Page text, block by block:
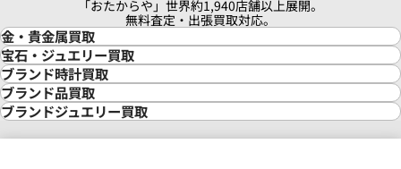
「おたからや」世界約1,940店舗以上展開。
無料査定・出張買取対応。
金・貴金属買取
金買取
金の相場価格情報
金の参考買取価格一覧
インゴット買取
インゴットの相場価格情報
24金買取
宝石・ジュエリー買取
宝石・ジュエリー買取
ダイヤモンド買取
ダイヤモンド・宝石の参考価格一覧
リング・結婚指輪買取
エメラルド買取
ブランド時計買取
時計買取
ロレックス買取
ロレックス デイトナ買取
ロレックス サブマリーナー買取
ブランド品買取
ブランド買取
ルイ・ヴィトン買取
ルイ・ヴィトン買取の参考価格一覧
ブランドジュエリー買取